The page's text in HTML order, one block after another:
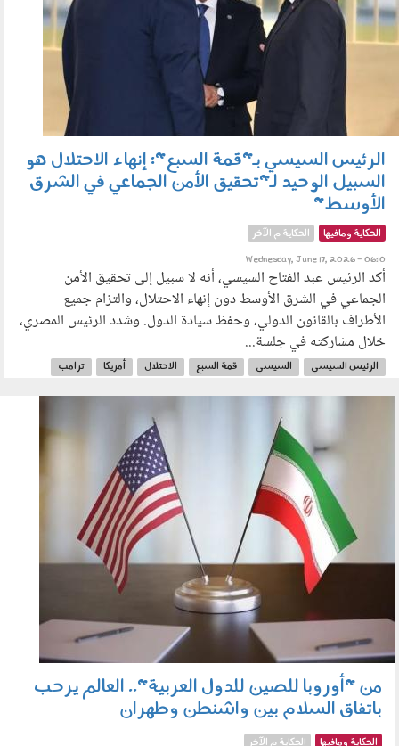
الرئيس السيسي بـ"قمة السبع": إنهاء الاحتلال هو
السبيل الوحيد لـ"تحقيق الأمن الجماعي في الشرق
الأوسط"
الحكاية ومافيها الحكاية م الآخر
Wednesday, June 17, 2026 - 06:10
أكد الرئيس عبد الفتاح السيسي، أنه لا سبيل إلى تحقيق الأمن
الجماعي في الشرق الأوسط دون إنهاء الاحتلال، والتزام جميع
الأطراف بالقانون الدولي، وحفظ سيادة الدول. وشدد الرئيس المصري،
خلال مشاركته في جلسة...
الرئيس السيسي السيسي قمة السبع الاحتلال أمريكا
ترامب
من "أوروبا للصين للدول العربية".. العالم يرحب
باتفاق السلام بين واشنطن وطهران
الحكاية ومافيها الحكاية م الآخر